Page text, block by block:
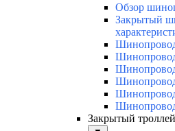
Обзор
Закрытый
Закрытый